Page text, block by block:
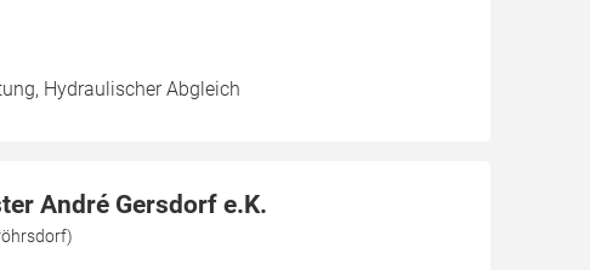
Hydraulischer Abgleich
André Gersdorf e.K.